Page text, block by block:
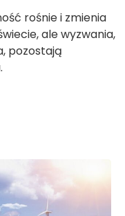
rośnie i zmienia
ale wyzwania,
pozostają